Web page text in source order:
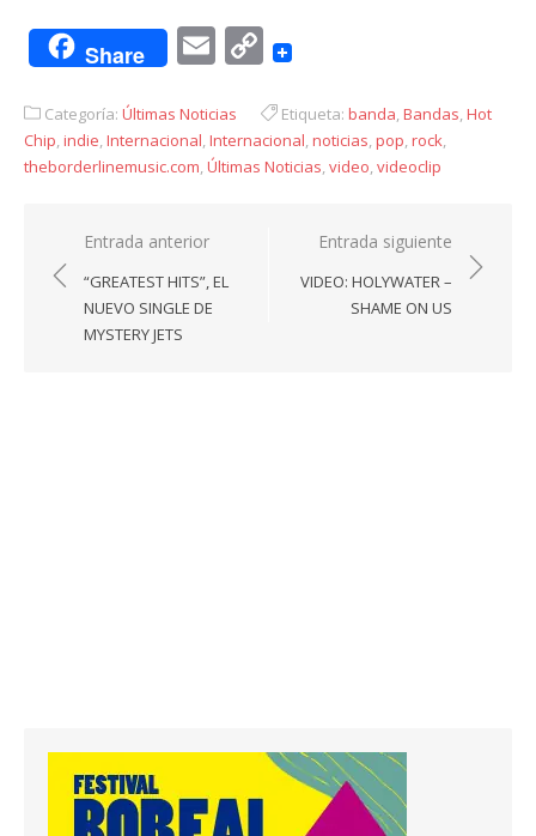
Share EmailCopy
Categoría: Últimas Noticias Etiqueta: banda,Bandas,Hot
Chip,indie,Internacional,Internacional,noticias,pop,rock,
theborderlinemusic.com,Últimas Noticias,video,videoclip
Navegación
de
entradas
Entrada anterior
“GREATEST HITS”, EL
NUEVO SINGLE DE
MYSTERY JETS
Entrada siguiente
VIDEO: HOLYWATER –
SHAME ON US